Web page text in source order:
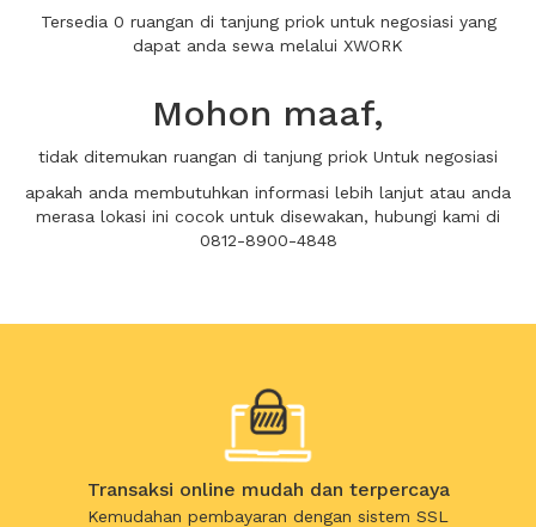
Tersedia 0 ruangan di tanjung priok untuk negosiasi yang
dapat anda sewa melalui XWORK
Mohon maaf,
tidak ditemukan ruangan di tanjung priok Untuk negosiasi
apakah anda membutuhkan informasi lebih lanjut atau anda
merasa lokasi ini cocok untuk disewakan, hubungi kami di
0812-8900-4848
Transaksi online mudah dan terpercaya
Kemudahan pembayaran dengan sistem SSL